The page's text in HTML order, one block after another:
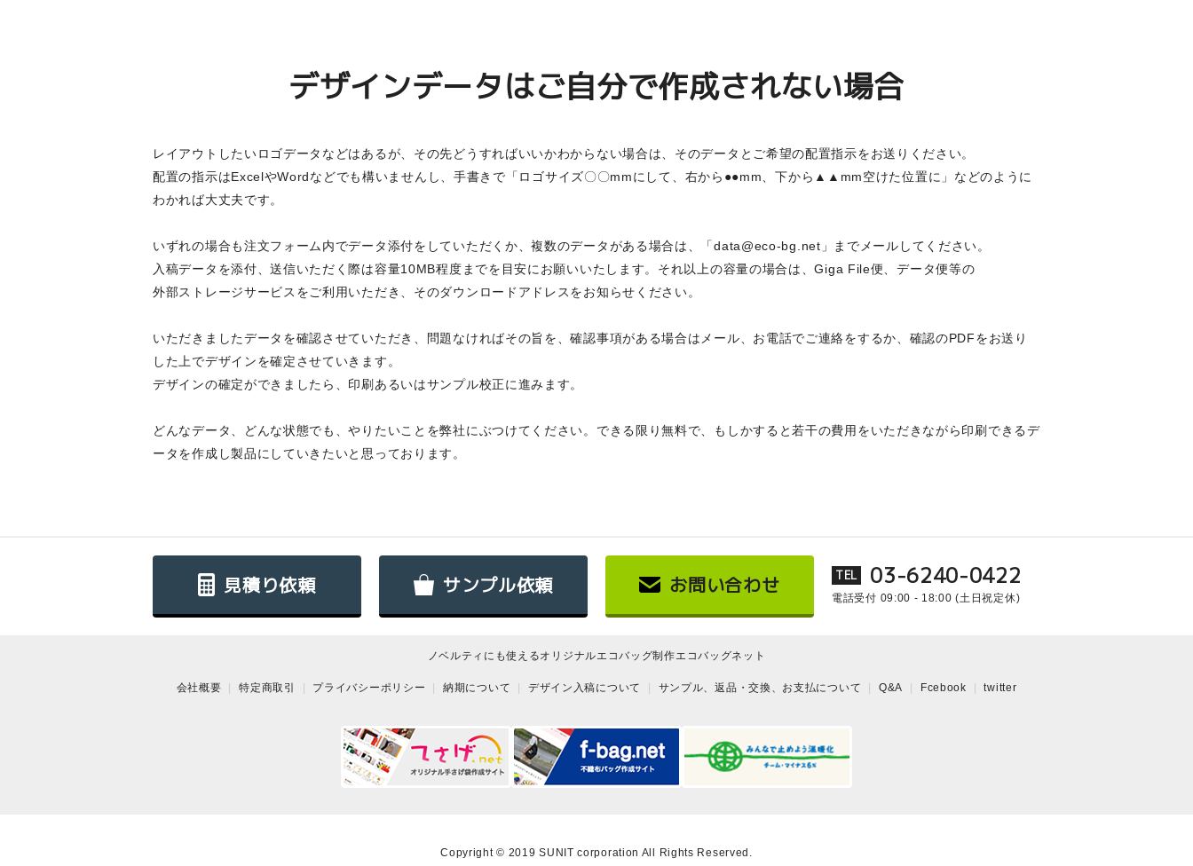
デザインデータはご自分で作成されない場合
レイアウトしたいロゴデータなどはあるが、その先どうすればいいかわからない場合は、そのデータとご希望の配置指示をお送りください。
配置の指示はExcelやWordなどでも構いませんし、手書きで「ロゴサイズ〇〇mmにして、右から●●mm、下から▲▲mm空けた位置に」などのように
わかれば大丈夫です。
いずれの場合も注文フォーム内でデータ添付をしていただくか、複数のデータがある場合は、「data@eco-bg.net 」までメールしてください。
入稿データを添付、送信いただく際は容量10MB程度までを目安にお願いいたします。それ以上の容量の場合は、Giga File便 、データ便等の
外部ストレージサービスをご利用いただき、そのダウンロードアドレスをお知らせください。
いただきましたデータを確認させていただき、問題なければその旨を、確認事項がある場合はメール、お電話でご連絡をするか、確認のPDFをお送り
した上でデザインを確定させていきます。
デザインの確定ができましたら、印刷あるいはサンプル校正に進みます。
どんなデータ、どんな状態でも、やりたいことを弊社にぶつけてください。できる限り無料で、もしかすると若干の費用をいただきながら印刷できるデ
ータを作成し製品にしていきたいと思っております。
見積り依頼 サンプル依頼 お問い合わせ TEL 03-6240-0422
電話受付 09:00 - 18:00(土日祝定休)
ノベルティにも使えるオリジナルエコバッグ制作エコバッグネット
会社概要 特定商取引 プライバシーポリシー 納期について デザイン入稿について サンプル、返品・交換、お支払について Q&A Fcebook twitter
Copyright © 2019 SUNIT corporation All Rights Reserved.